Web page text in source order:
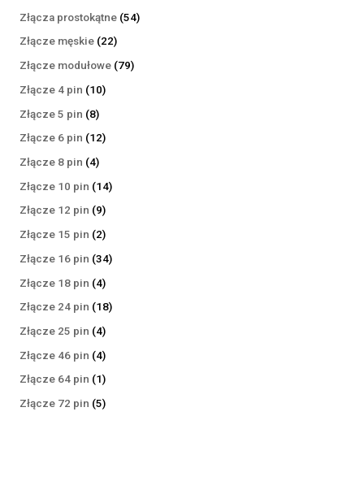
produktów
Złącza prostokątne 5454
Złącze męskie 2222
produkty
Złącze modułowe 7979
Złącze 4 pin 1010
Złącze 5 pin 88
produktów
Złącze 6 pin 1212
Złącze 8 pin 44
produkty
Złącze 10 pin 1414
Złącze 12 pin 99
produktów
Złącze 15 pin 22
produkty
Złącze 16 pin 3434
Złącze 18 pin 44
produkty
Złącze 24 pin 1818
Złącze 25 pin 44
produkty
Złącze 46 pin 44
produkty
Złącze 64 pin 11
produkt
Złącze 72 pin 55